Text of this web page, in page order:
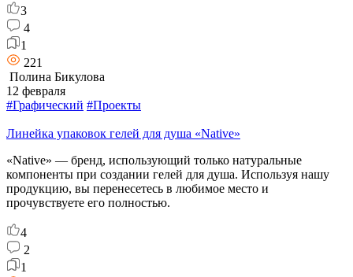
3
4
1
221
Полина Бикулова
12 февраля
#Графический #Проекты
Линейка упаковок гелей для душа «Native»
«Native» — бренд, использующий только натуральные
компоненты при создании гелей для душа. Используя нашу
продукцию, вы перенесетесь в любимое место и
прочувствуете его полностью.
4
2
1